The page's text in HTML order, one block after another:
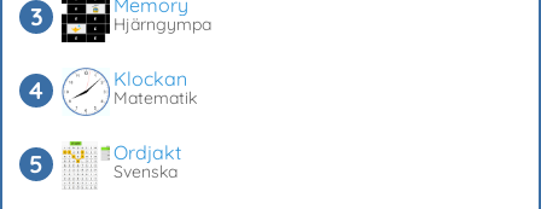
Memory
Hjärngympa
Klockan
Matematik
Ordjakt
Svenska